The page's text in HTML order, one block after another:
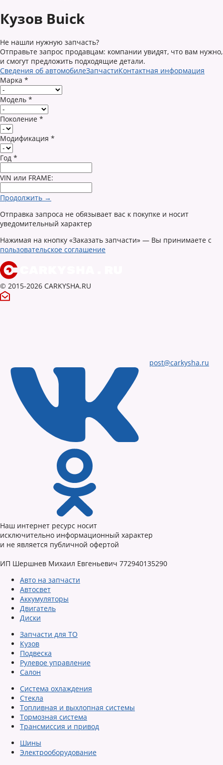
Кузов Buick
Не нашли нужную запчасть?
Отправьте запрос продавцам: компании увидят, что вам нужно,
и смогут предложить подходящие детали.
Сведения об автомобилеЗапчастиКонтактная информация
Марка *
Модель *
Поколение *
Модификация *
Год *
VIN или FRAME:
Продолжить →
Отправка запроса не обязывает вас к покупке и носит
уведомительный характер
Нажимая на кнопку «Заказать запчасти» — Вы принимаете с
пользовательское соглашение
© 2015-2026 CARKYSHA.RU
post@carkysha.ru
Наш интернет ресурс носит
исключительно информационный характер
и не является публичной офертой
ИП Шершнев Михаил Евгеньевич 772940135290
Авто на запчасти
Автосвет
Аккумуляторы
Двигатель
Диски
Запчасти для ТО
Кузов
Подвеска
Рулевое управление
Салон
Система охлаждения
Стекла
Топливная и выхлопная системы
Тормозная система
Трансмиссия и привод
Шины
Электрооборудование